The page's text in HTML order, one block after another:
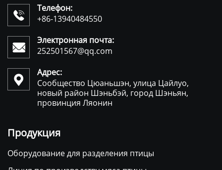

Телефон:
+86-13940484550

Электронная почта:
252501567@qq.com

Адрес:
Сообщество Цюаньшэн, улица Цайлуо,
новый район Шэньбэй, город Шэньян,
провинция Ляонин
Продукция
Оборудование для разделения птицы